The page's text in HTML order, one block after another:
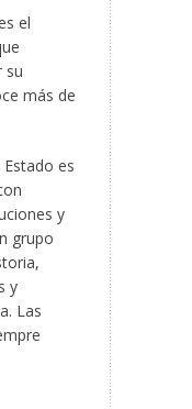
el
su
más de
es
y
grupo
y
Las